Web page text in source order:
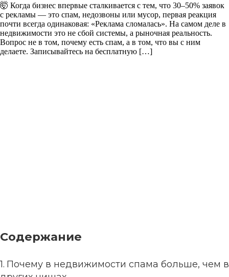
🤯 Когда бизнес впервые сталкивается с тем, что 30–50% заявок
с рекламы — это спам, недозвоны или мусор, первая реакция
почти всегда одинаковая: «Реклама сломалась». На самом деле в
недвижимости это не сбой системы, а рыночная реальность.
Вопрос не в том, почему есть спам, а в том, что вы с ним
делаете. Записывайтесь на бесплатную […]
Содержание
Почему в недвижимости спама больше, чем в